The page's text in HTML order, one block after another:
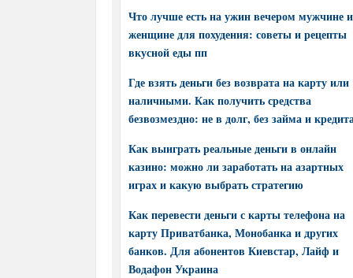
Что лучше есть на ужин вечером мужчине и
женщине для похудения: советы и рецепты
вкусной еды пп
Где взять деньги без возврата на карту или
наличными. Как получить средства
безвозмездно: не в долг, без займа и
Как выиграть реальные деньги в онлайн
казино: можно ли заработать на азартных
играх и какую выбрать стратегию
Как перевести деньги с карты телефона на
карту Приватбанка, Монобанка и других
банков. Для абонентов Киевстар, Лайф и
Водафон Украина